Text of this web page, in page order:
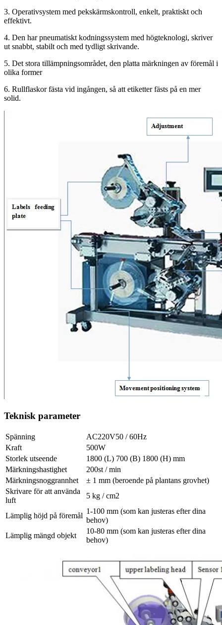
3. Operativsystem med pekskärmskontroll, enkelt, praktiskt och
effektivt.
4. Den har pneumatiskt kodningssystem med högteknologi, skriver
ut snabbt, stabilt och med tydligt skrivande.
5. Det stora tillämpningsområdet, den platta märkningen av föremål i
olika former
6. Rullflaskor fästa vid ingången, så att etiketter fästs på en mer
solid.
Teknisk parameter
Spänning
AC220V50 / 60Hz
Kraft
500W
Storlek utseende
1800 (L) 700 (B) 1800 (H) mm
Märkningshastighet
200st / min
Märkningsnoggrannhet
± 1 mm (beroende på plantans grovhet)
Skrivare för att använda
luft
5 kg / cm2
Lämplig höjd på föremål
1-100 mm (som kan justeras efter dina
behov)
Lämplig mängd objekt
10-80 mm (som kan justeras efter dina
behov)